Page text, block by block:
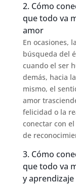
2. Cómo
que todo va
amor
En ocasiones,
búsqueda del
cuando el ser
demás, hacia
mismo, el
amor
felicidad o la
conectar con
de
3. Cómo
que todo va
y aprendizaje